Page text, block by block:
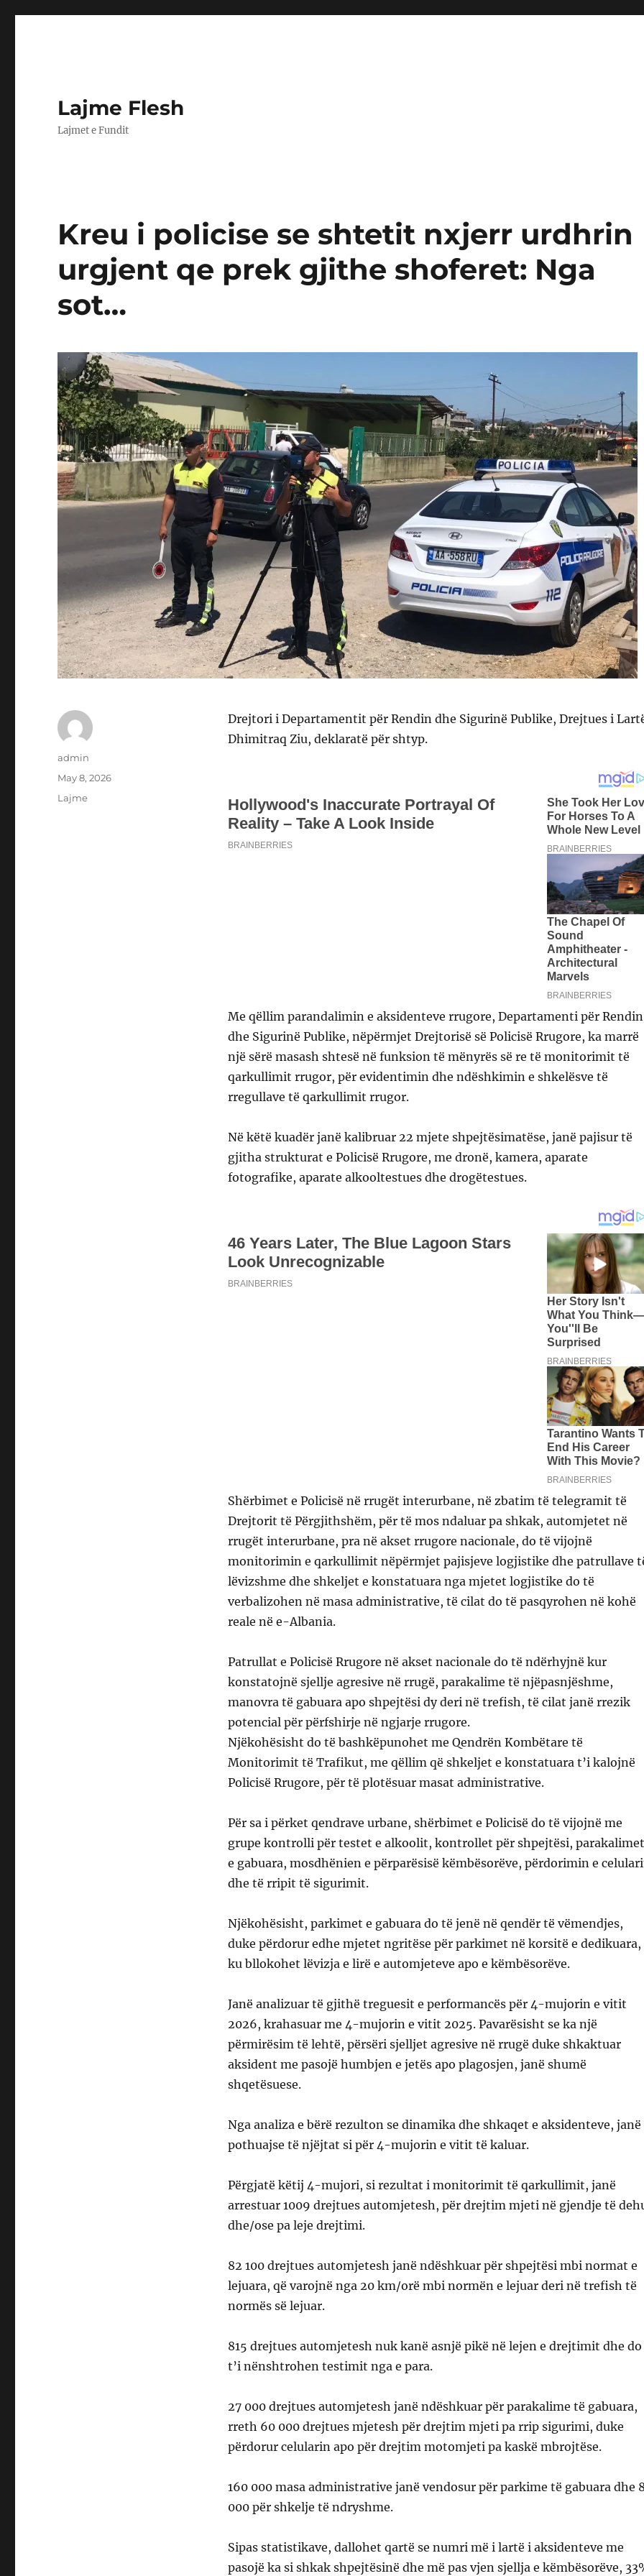
Lajme Flesh
Lajmet e Fundit
Kreu i poIicise se shtetit nxjerr urdhrin
urgjent qe prek gjithe shoferet: Nga
sot…
Drejtori i Departamentit për Rendin dhe Sigurinë Publike, Drejtues i
Dhimitraq Ziu, deklaratë për shtyp.
Me qëllim parandalimin e aksidenteve rrugore, Departamenti për Rendin
dhe Sigurinë Publike, nëpërmjet Drejtorisë së Policisë Rrugore, ka marrë
një sërë masash shtesë në funksion të mënyrës së re të monitorimit të
qarkullimit rrugor, për evidentimin dhe ndëshkimin e shkelësve të
rregullave të qarkullimit rrugor.
Në këtë kuadër janë kalibruar 22 mjete shpejtësimatëse, janë pajisur të
gjitha strukturat e Policisë Rrugore, me dronë, kamera, aparate
fotografike, aparate alkooltestues dhe drogëtestues.
Shërbimet e Policisë në rrugët interurbane, në zbatim të telegramit të
Drejtorit të Përgjithshëm, për të mos ndaluar pa shkak, automjetet në
rrugët interurbane, pra në akset rrugore nacionale, do të vijojnë
monitorimin e qarkullimit nëpërmjet pajisjeve logjistike dhe patrullave
lëvizshme dhe shkeljet e konstatuara nga mjetet logjistike do të
verbalizohen në masa administrative, të cilat do të pasqyrohen në kohë
reale në e-Albania.
Patrullat e Policisë Rrugore në akset nacionale do të ndërhyjnë kur
konstatojnë sjellje agresive në rrugë, parakalime të njëpasnjëshme,
manovra të gabuara apo shpejtësi dy deri në trefish, të cilat janë rrezik
potencial për përfshirje në ngjarje rrugore.
Njëkohësisht do të bashkëpunohet me Qendrën Kombëtare të
Monitorimit të Trafikut, me qëllim që shkeljet e konstatuara t’i kalojnë
Policisë Rrugore, për të plotësuar masat administrative.
Për sa i përket qendrave urbane, shërbimet e Policisë do të vijojnë me
grupe kontrolli për testet e alkoolit, kontrollet për shpejtësi, parakalimet
e gabuara, mosdhënien e përparësisë këmbësorëve, përdorimin e
dhe të rripit të sigurimit.
Njëkohësisht, parkimet e gabuara do të jenë në qendër të vëmendjes,
duke përdorur edhe mjetet ngritëse për parkimet në korsitë e dedikuara,
ku bllokohet lëvizja e lirë e automjeteve apo e këmbësorëve.
Janë analizuar të gjithë treguesit e performancës për 4-mujorin e vitit
2026, krahasuar me 4-mujorin e vitit 2025. Pavarësisht se ka një
përmirësim të lehtë, përsëri sjelljet agresive në rrugë duke shkaktuar
aksident me pasojë humbjen e jetës apo plagosjen, janë shumë
shqetësuese.
Nga analiza e bërë rezulton se dinamika dhe shkaqet e aksidenteve, janë
pothuajse të njëjtat si për 4-mujorin e vitit të kaluar.
Përgjatë këtij 4-mujori, si rezultat i monitorimit të qarkullimit, janë
arrestuar 1009 drejtues automjetesh, për drejtim mjeti në gjendje të
dhe/ose pa leje drejtimi.
82 100 drejtues automjetesh janë ndëshkuar për shpejtësi mbi normat e
lejuara, që varojnë nga 20 km/orë mbi normën e lejuar deri në trefish të
normës së lejuar.
815 drejtues automjetesh nuk kanë asnjë pikë në lejen e drejtimit dhe do
t’i nënshtrohen testimit nga e para.
27 000 drejtues automjetesh janë ndëshkuar për parakalime të gabuara,
rreth 60 000 drejtues mjetesh për drejtim mjeti pa rrip sigurimi, duke
përdorur celularin apo për drejtim motomjeti pa kaskë mbrojtëse.
160 000 masa administrative janë vendosur për parkime të gabuara dhe
000 për shkelje të ndryshme.
Sipas statistikave, dallohet qartë se numri më i lartë i aksidenteve me
pasojë ka si shkak shpejtësinë dhe më pas vjen sjellja e këmbësorëve,
Author
admin
Posted
May 8, 2026
Categories
Lajme